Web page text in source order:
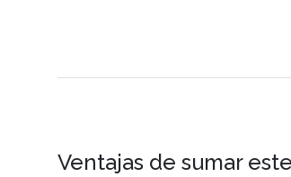
Ventajas de sumar